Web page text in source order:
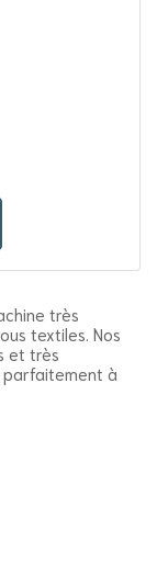
très
textiles. Nos
et très
parfaitement à